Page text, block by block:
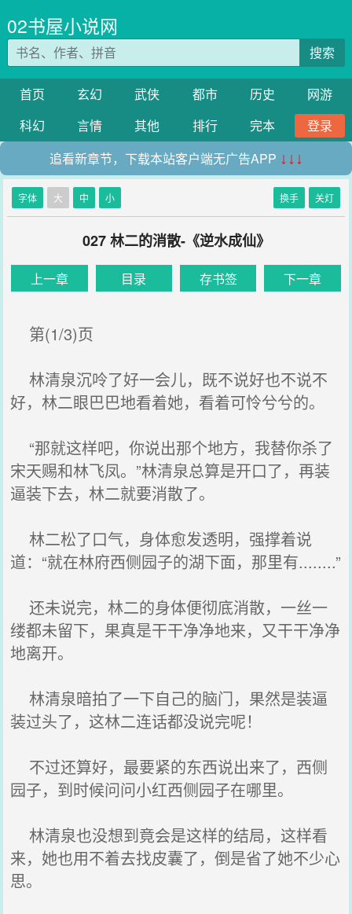
02书屋小说网
搜索
首页 玄幻 武侠 都市 历史
网游
科幻
言情 其他 排行 完本
登录
追看新章节，下载本站客户端无广告APP ↓↓↓
字体 大 中 小 换手 关灯
027 林二的消散-《逆水成仙》
上一章 目录 存书签 下一章
第(1/3)页
林清泉沉呤了好一会儿，既不说好也不说不
好，林二眼巴巴地看着她，看着可怜兮兮的。
“那就这样吧，你说出那个地方，我替你杀了
宋天赐和林飞凤。”林清泉总算是开口了，再装
逼装下去，林二就要消散了。
林二松了口气，身体愈发透明，强撑着说
道：“就在林府西侧园子的湖下面，那里有........”
还未说完，林二的身体便彻底消散，一丝一
缕都未留下，果真是干干净净地来，又干干净净
地离开。
林清泉暗拍了一下自己的脑门，果然是装逼
装过头了，这林二连话都没说完呢！
不过还算好，最要紧的东西说出来了，西侧
园子，到时候问问小红西侧园子在哪里。
林清泉也没想到竟会是这样的结局，这样看
来，她也用不着去找皮囊了，倒是省了她不少心
思。